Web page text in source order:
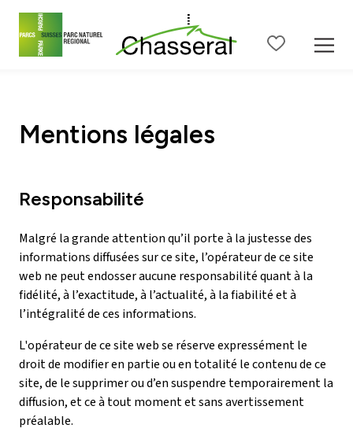
Contenu de la page
Mentions légales
Responsabilité
Malgré la grande attention qu’il porte à la justesse des
informations diffusées sur ce site, l’opérateur de ce site
web ne peut endosser aucune responsabilité quant à la
fidélité, à l’exactitude, à l’actualité, à la fiabilité et à
l’intégralité de ces informations.
L'opérateur de ce site web se réserve expressément le
droit de modifier en partie ou en totalité le contenu de ce
site, de le supprimer ou d’en suspendre temporairement la
diffusion, et ce à tout moment et sans avertissement
préalable.